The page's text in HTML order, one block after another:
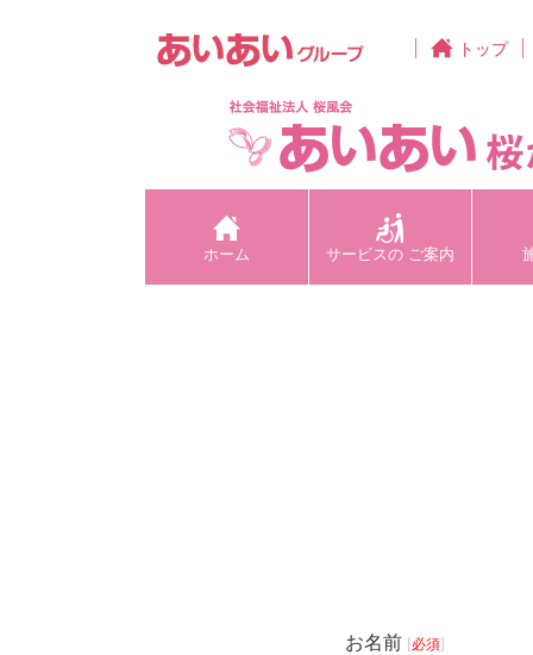
あいあいグループ
トップ
お名前 [必須]
ホーム サービスのご案内